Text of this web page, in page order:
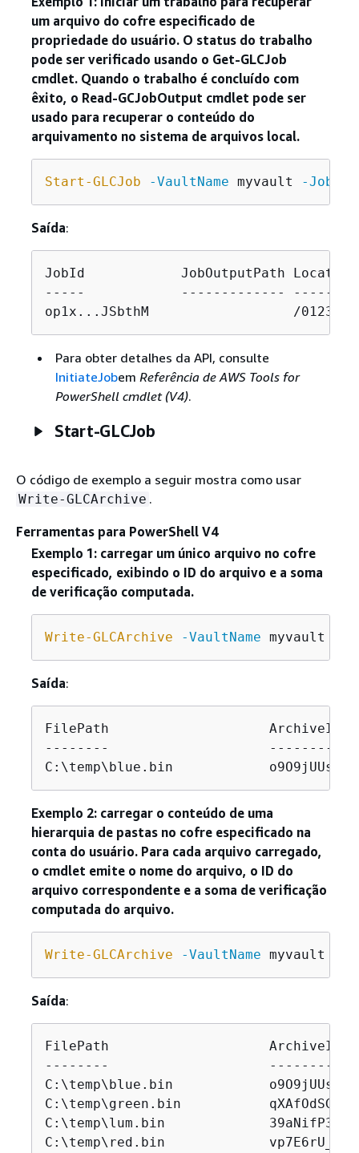
um arquivo do cofre especificado de
propriedade do usuário. O status do trabalho
pode ser verificado usando o Get-GLCJob
cmdlet. Quando o trabalho é concluído com
êxito, o Read-GCJobOutput cmdlet pode ser
usado para recuperar o conteúdo do
arquivamento no sistema de arquivos local.
Start-GLCJob -VaultName myvault -
Saída:
JobId            JobOutputPath Location
-----            ------------- --------
op1x...JSbthM                  /
Para obter detalhes da API, consulte
InitiateJobem Referência de AWS Tools for
PowerShell cmdlet (V4).
Start-GLCJob
O código de exemplo a seguir mostra como usar
Write-GLCArchive .
Ferramentas para PowerShell V4
Exemplo 1: carregar um único arquivo no cofre
especificado, exibindo o ID do arquivo e a soma
de verificação computada.
Write-GLCArchive -VaultName myvault
Saída:
FilePath                    ArchiveId
--------                    ---------
C:\temp\blue.bin
Exemplo 2: carregar o conteúdo de uma
hierarquia de pastas no cofre especificado na
conta do usuário. Para cada arquivo carregado,
o cmdlet emite o nome do arquivo, o ID do
arquivo correspondente e a soma de verificação
computada do arquivo.
Write-GLCArchive -VaultName myvault
Saída:
FilePath                    ArchiveId
--------                    ---------
C:\temp\blue.bin
C:\temp\green.bin
C:\temp\lum.bin
C:\temp\red.bin